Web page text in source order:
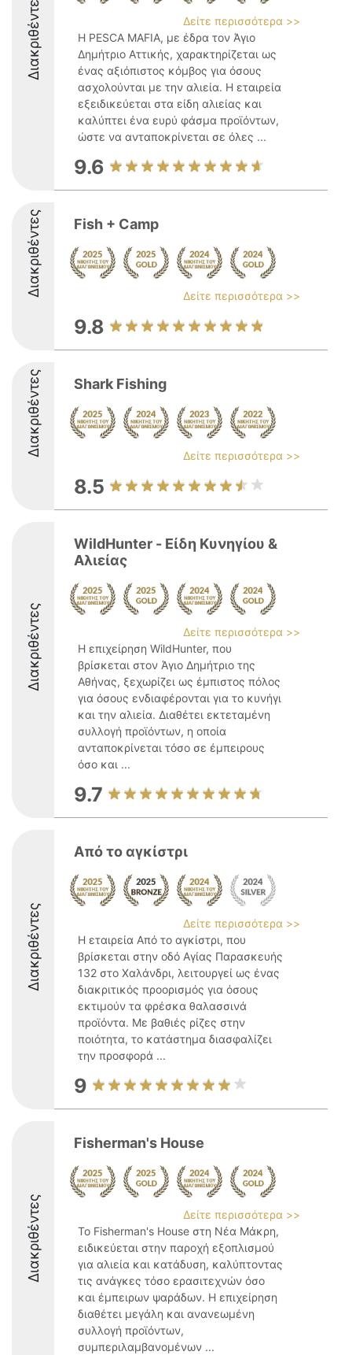
Διακριθέντες
Δείτε περισσότερα >>
Η PESCA MAFIA, με έδρα τον Άγιο
Δημήτριο Αττικής, χαρακτηρίζεται ως
ένας αξιόπιστος κόμβος για όσους
ασχολούνται με την αλιεία. Η εταιρεία
εξειδικεύεται στα είδη αλιείας και
καλύπτει ένα ευρύ φάσμα προϊόντων,
ώστε να ανταποκρίνεται σε όλες ...
9.6
Διακριθέντες Fish + Camp
Δείτε περισσότερα >>
9.8
Διακριθέντες Shark Fishing
Δείτε περισσότερα >>
8.5
Διακριθέντες
WildHunter - Είδη Κυνηγίου &
Αλιείας
Δείτε περισσότερα >>
Η επιχείρηση WildHunter, που
βρίσκεται στον Άγιο Δημήτριο της
Αθήνας, ξεχωρίζει ως έμπιστος πόλος
για όσους ενδιαφέρονται για το κυνήγι
και την αλιεία. Διαθέτει εκτεταμένη
συλλογή προϊόντων, η οποία
ανταποκρίνεται τόσο σε έμπειρους
όσο και ...
9.7
Διακριθέντες
Από το αγκίστρι
Δείτε περισσότερα >>
Η εταιρεία Από το αγκίστρι, που
βρίσκεται στην οδό Αγίας Παρασκευής
132 στο Χαλάνδρι, λειτουργεί ως ένας
διακριτικός προορισμός για όσους
εκτιμούν τα φρέσκα θαλασσινά
προϊόντα. Με βαθιές ρίζες στην
ποιότητα, το κατάστημα διασφαλίζει
την προσφορά ...
9
Διακριθέντες
Fisherman's House
Δείτε περισσότερα >>
Το Fisherman's House στη Νέα Μάκρη,
ειδικεύεται στην παροχή εξοπλισμού
για αλιεία και κατάδυση, καλύπτοντας
τις ανάγκες τόσο ερασιτεχνών όσο
και έμπειρων ψαράδων. Η επιχείρηση
διαθέτει μεγάλη και ανανεωμένη
συλλογή προϊόντων,
συμπεριλαμβανομένων ...